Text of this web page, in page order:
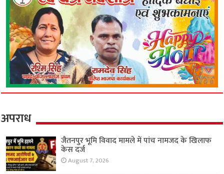
अपराध
जैतनपुर भूमि विवाद मामले में पांच नामजद के खिलाफ
केस दर्ज
August 7, 2026